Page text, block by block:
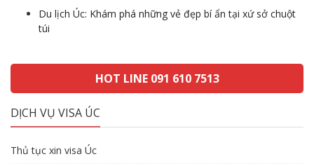
Du lịch Úc: Khám phá những vẻ đẹp bí ẩn tại xứ sở chuột
túi
HOT LINE 091 610 7513
DỊCH VỤ VISA ÚC
Thủ tục xin visa Úc